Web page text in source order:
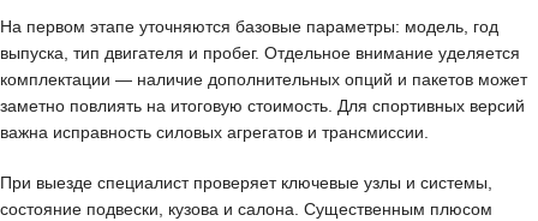
На первом этапе уточняются базовые параметры: модель, год
выпуска, тип двигателя и пробег. Отдельное внимание уделяется
комплектации — наличие дополнительных опций и пакетов может
заметно повлиять на итоговую стоимость. Для спортивных версий
важна исправность силовых агрегатов и трансмиссии.
При выезде специалист проверяет ключевые узлы и системы,
состояние подвески, кузова и салона. Существенным плюсом